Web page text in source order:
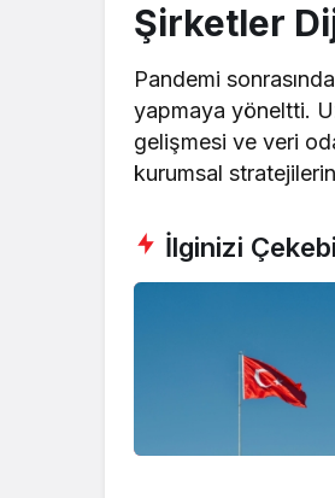
Şirketler
Pandemi
yapmaya yöneltti.
gelişmesi ve veri
kurumsal
İlginizi